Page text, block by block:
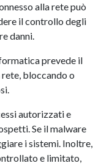
alla rete può
il controllo degli
danni.
prevede il
bloccando o
autorizzati e
Se il malware
i sistemi. Inoltre,
e limitato,